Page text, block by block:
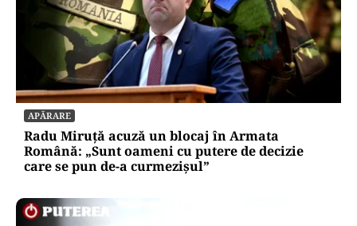
APĂRARE
Radu Miruță acuză un blocaj în Armata
Română: „Sunt oameni cu putere de decizie
care se pun de-a curmezișul”